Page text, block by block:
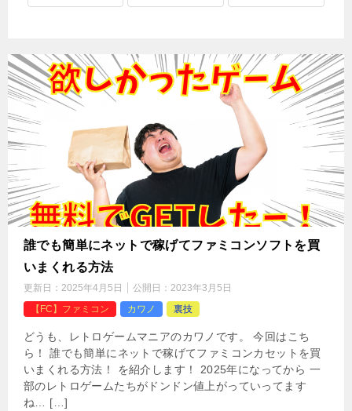
誰でも簡単にネットで稼げてファミコンソフトを買
いまくれる方法
更新日： 2025年4月5日 公開日： 2023年3月5日
【FC】ファミコン
カワノ 裏技
どうも、レトロゲームマニアのカワノです。 今回はこち
ら！ 誰でも簡単にネットで稼げてファミコンカセットを買
いまくれる方法！ を紹介します！ 2025年になってから 一
部のレトロゲームたちがドンドン値上がっていってます
ね… […]